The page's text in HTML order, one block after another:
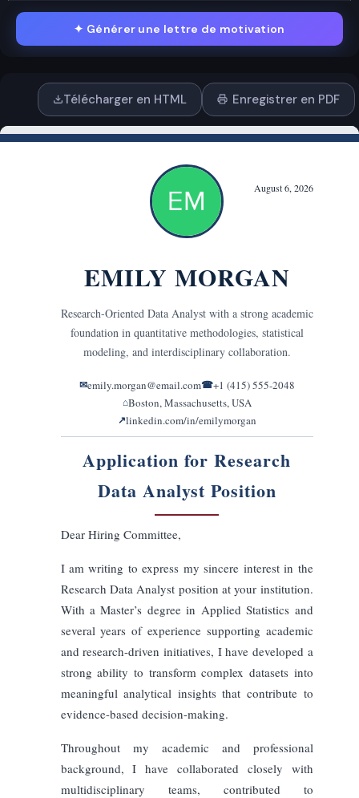
Glisser-déposer oucliquez pour télécharger
PDF, DOCX, TXT
ou collez le texte
STYLE ET MISE EN FORME
Professionnel Confiant Enthousiaste
Formel
Conversationnel Persuasif
Motivant
Corporate Moderne Créatif
Chaleureux
Poli Sincère
Ambitieux
Axé sur les résultats
Orienté leadership
Technique
Startup Consultatif Narratif
Longueur de la lettre
Moyenne Longue
✦ Générer une lettre de motivation
Télécharger en HTML Enregistrer en PDF